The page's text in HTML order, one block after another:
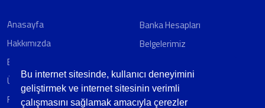
Bu internet sitesinde, kullanıcı deneyimini
geliştirmek ve internet sitesinin verimli
çalışmasını sağlamak amacıyla çerezler
Anasayfa
Hakkımızda
E-Katalog
Ürünlerimiz
Foto Galeri
Banka Hesapları
Belgelerimiz